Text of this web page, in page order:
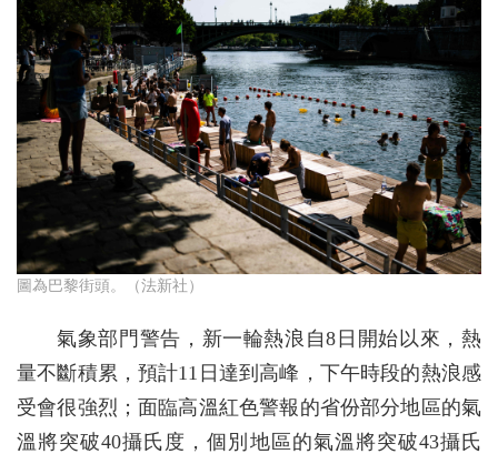
圖為巴黎街頭。（法新社）
氣象部門警告，新一輪熱浪自8日開始以來，熱
量不斷積累，預計11日達到高峰，下午時段的熱浪感
受會很強烈；面臨高溫紅色警報的省份部分地區的氣
溫將突破40攝氏度，個別地區的氣溫將突破43攝氏